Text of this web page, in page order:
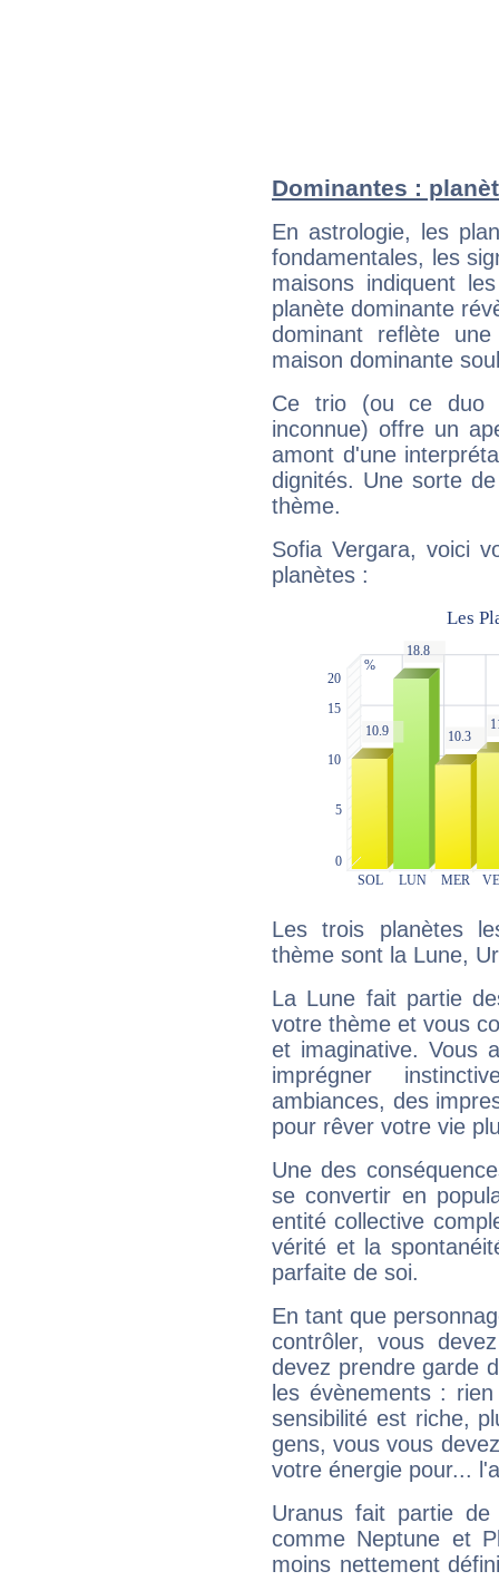
Dominantes :
En astrologie, les
fondamentales, les
maisons indiquent
planète dominante
dominant reflète
maison dominante
Ce trio (ou ce duo
inconnue) offre un
amont d'une
dignités. Une sorte
thème.
Sofia Vergara, voici
planètes :
Les trois planètes
thème sont la Lune,
La Lune fait partie
votre thème et vous
et imaginative. Vous
imprégner
ambiances, des
pour rêver votre vie
Une des
se convertir en
entité collective
vérité et la
parfaite de soi.
En tant que
contrôler, vous
devez prendre garde
les évènements :
sensibilité est riche,
gens, vous vous
votre énergie pour...
Uranus fait partie
comme Neptune et
moins nettement